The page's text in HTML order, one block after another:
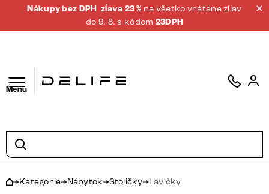
Nákupy bez DPH zĺava 23 % na všetko vrátane zliav
do 9. 8. s kódom 23DPH
Menu
Kategorie Nábytok Stoličky Lavičky